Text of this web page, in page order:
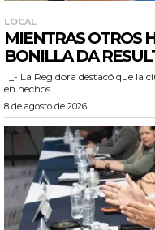
LOCAL
MIENTRAS OTROS
BONILLA DA
en hechos...
8 de agosto de 2026